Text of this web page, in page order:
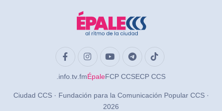
.info .tv .fmÉpaleFCP CCSECP CCS
Ciudad CCS · Fundación para la Comunicación Popular CCS ·
2026